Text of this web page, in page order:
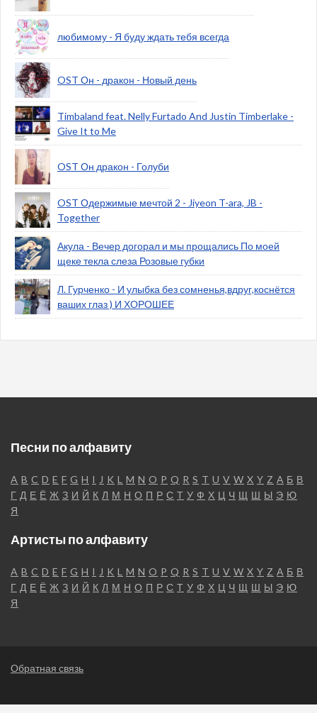
любимому - Я буду ждать тебя всегда
OST Он - дракон - Новый день
Timbaland feat. Nelly Furtado And Justin Timberlake -
Give It to Me
OST Он дракон - Голуби
OST Одержимые мечтой 2 - Jiyeon T-ara, JB -
Together
Акула - Вечер догорал и мы прощались По моей
щеке текла слеза Розовые губки
Л. Гурченко - И улыбка без сомненья,вдруг,коснётся
ваших глаз ) И ХОРОШЕЕ
Песни по алфавиту
A B C D E F G H I J K L M N O P Q R S T U V W X Y Z А Б В
Г Д Е Ё Ж З И Й К Л М Н О П Р С Т У Ф Х Ц Ч Щ Ш Ы Э Ю
Я
Артисты по алфавиту
A B C D E F G H I J K L M N O P Q R S T U V W X Y Z А Б В
Г Д Е Ё Ж З И Й К Л М Н О П Р С Т У Ф Х Ц Ч Щ Ш Ы Э Ю
Я
Обратная связь